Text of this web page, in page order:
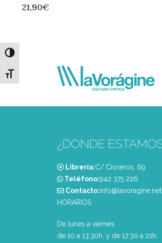
Alternar alto contraste
Alternar tamaño de letra
21,90€
¿DONDE
Librería:C/ Cisneros, 69
Teléfono:‭942 375 226‬
Contacto:info@lavoragine.net
HORARIOS
De lunes a viernes
de 10 a 13:30h. y de 17:30 a 21h.